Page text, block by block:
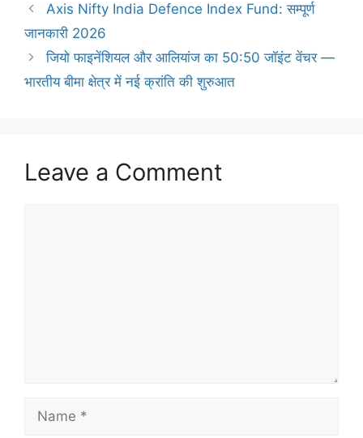
Axis Nifty India Defence Index Fund: सम्पूर्ण
जानकारी 2026
जियो फाइनेंशियल और आलियांज का 50:50 जॉइंट वेंचर —
भारतीय बीमा क्षेत्र में नई क्रांति की शुरुआत
Leave a Comment
Name